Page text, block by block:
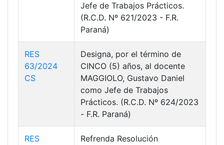
Jefe de Trabajos Prácticos.
(R.C.D. Nº 621/2023 - F.R.
Paraná)
RES
63/2024
CS
Designa, por el término de
CINCO (5) años, al docente
MAGGIOLO, Gustavo Daniel
como Jefe de Trabajos
Prácticos. (R.C.D. Nº 624/2023
- F.R. Paraná)
RES
Refrenda Resolución